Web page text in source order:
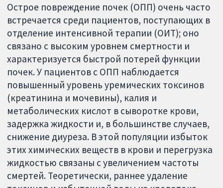
Острое повреждение почек (ОПП) очень часто
встречается среди пациентов, поступающих в
отделение интенсивной терапии (ОИТ); оно
связано с высоким уровнем смертности и
характеризуется быстрой потерей функции
почек. У пациентов с ОПП наблюдается
повышенный уровень уремических токсинов
(креатинина и мочевины), калия и
метаболических кислот в сыворотке крови,
задержка жидкости и, в большинстве случаев,
снижение диуреза. В этой популяции избыток
этих химических веществ в крови и перегрузка
жидкостью связаны с увеличением частоты
смертей. Теоретически, раннее удаление